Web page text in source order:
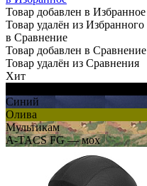
Товар добавлен в Избранное
Товар удалён из Избранного
в Сравнение
Товар добавлен в Сравнение
Товар удалён из Сравнения
Хит
Синий
Олива
Мультикам
A-TACS FG — мох